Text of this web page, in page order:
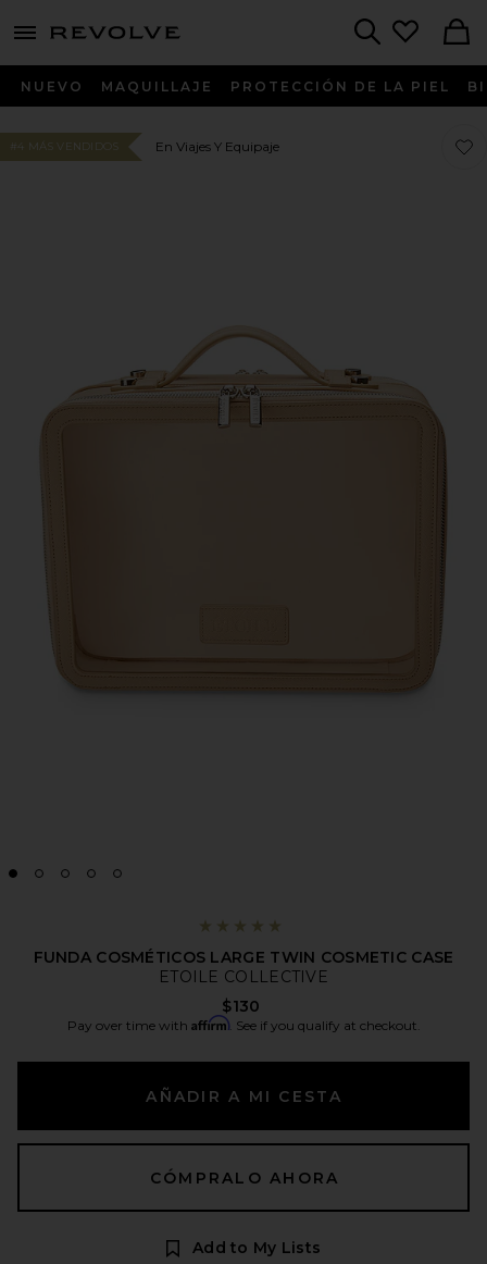
menu - shows more content
NUEVO MAQUILLAJE PROTECCIÓN DE LA PIEL
#4 MÁS VENDIDOS En Viajes Y Equipaje
FUNDA COSMÉTICOS LARGE TWIN COSMETIC CASE
ETOILE COLLECTIVE
$130
Pay over time with Affirm. See if you qualify at checkout.
AÑADIR A MI CESTA
CÓMPRALO AHORA
Add to My Lists